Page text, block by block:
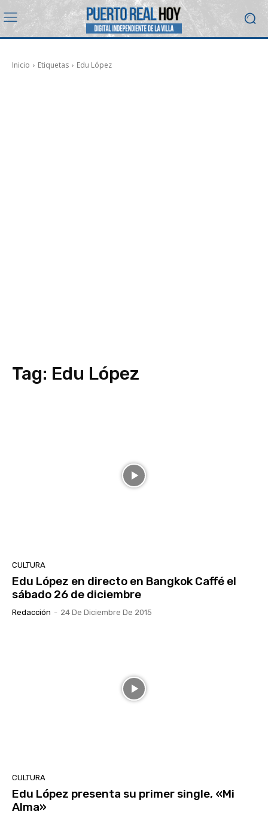
Inicio Etiquetas Edu López
Tag: Edu López
CULTURA
Edu López en directo en Bangkok Caffé el
sábado 26 de diciembre
Redacción - 24 De Diciembre De 2015
CULTURA
Edu López presenta su primer single, «Mi
Alma»